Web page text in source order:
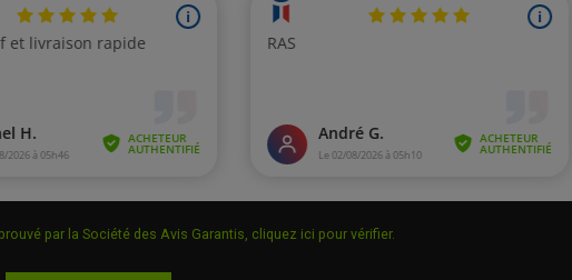
par la Société des Avis Garantis, cliquez ici pour vérifier.